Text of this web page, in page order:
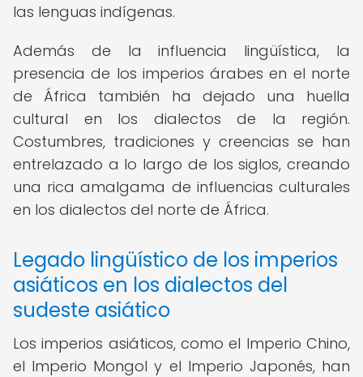
las lenguas indígenas.
Además de la influencia lingüística, la
presencia de los imperios árabes en el norte
de África también ha dejado una huella
cultural en los dialectos de la región.
Costumbres, tradiciones y creencias se han
entrelazado a lo largo de los siglos, creando
una rica amalgama de influencias culturales
en los dialectos del norte de África.
Legado lingüístico de los imperios
asiáticos en los dialectos del
sudeste asiático
Los imperios asiáticos, como el Imperio Chino,
el Imperio Mongol y el Imperio Japonés, han